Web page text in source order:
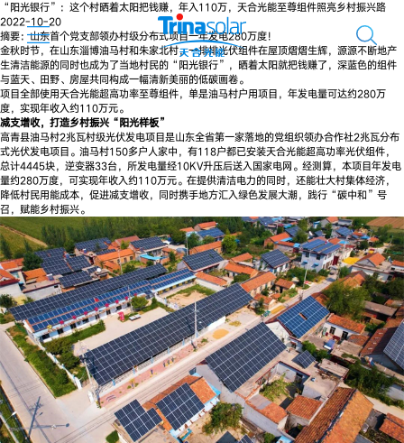
“阳光银行”：这个村晒着太阳把钱赚，年入110万，天合光能至尊组件照亮乡村振兴路
2022-10-20
摘要：山东首个党支部领办村级分布式项目一年发电280万度！
金秋时节，在山东淄博油马村和朱家北村，一排排光伏组件在屋顶熠熠生辉，源源不断地产
生清洁能源的同时也成为了当地村民的“阳光银行”，晒着太阳就把钱赚了，深蓝色的组件
与蓝天、田野、房屋共同构成一幅清新美丽的低碳画卷。
项目全部使用天合光能超高功率至尊组件，单是油马村户用项目，年发电量可达约280万
度，实现年收入约110万元。
减支增收，打造乡村振兴“阳光样板”
高青县油马村2兆瓦村级光伏发电项目是山东全省第一家落地的党组织领办合作社2兆瓦分布
式光伏发电项目。油马村150多户人家中，有118户都已安装天合光能超高功率光伏组件，
总计4445块，逆变器33台，所发电量经10KV升压后送入国家电网。经测算，本项目年发电
量约280万度，可实现年收入约110万元。在提供清洁电力的同时，还能壮大村集体经济，
降低村民用能成本，促进减支增收，同时携手地方汇入绿色发展大潮，践行“碳中和”号
召，赋能乡村振兴。